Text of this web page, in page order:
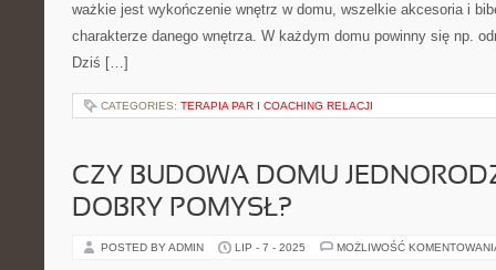
ważkie jest wykończenie wnętrz w domu, wszelkie akcesoria i
charakterze danego wnętrza. W każdym domu powinny się np.
Dziś […]
CATEGORIES: TERAPIA PAR I COACHING RELACJI
CZY BUDOWA DOMU
DOBRY POMYSŁ?
POSTED BY ADMIN LIP - 7 - 2025 MOŻLIWOŚĆ